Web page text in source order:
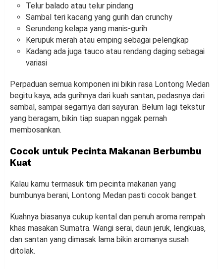
Telur balado atau telur pindang
Sambal teri kacang yang gurih dan crunchy
Serundeng kelapa yang manis-gurih
Kerupuk merah atau emping sebagai pelengkap
Kadang ada juga tauco atau rendang daging sebagai
variasi
Perpaduan semua komponen ini bikin rasa Lontong Medan
begitu kaya, ada gurihnya dari kuah santan, pedasnya dari
sambal, sampai segarnya dari sayuran. Belum lagi tekstur
yang beragam, bikin tiap suapan nggak pernah
membosankan.
Cocok untuk Pecinta Makanan Berbumbu
Kuat
Kalau kamu termasuk tim pecinta makanan yang
bumbunya berani, Lontong Medan pasti cocok banget.
Kuahnya biasanya cukup kental dan penuh aroma rempah
khas masakan Sumatra. Wangi serai, daun jeruk, lengkuas,
dan santan yang dimasak lama bikin aromanya susah
ditolak.